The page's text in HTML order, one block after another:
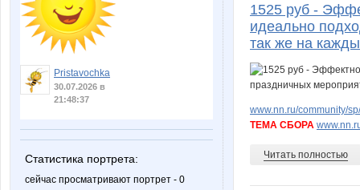
Pristavochka
30.07.2026 в
21:48:37
Статистика портрета:
сейчас просматривают портрет - 0
1525 руб -
идеально
так же на
www.nn.ru/community/
ТЕМА СБОРА
Читать полностью